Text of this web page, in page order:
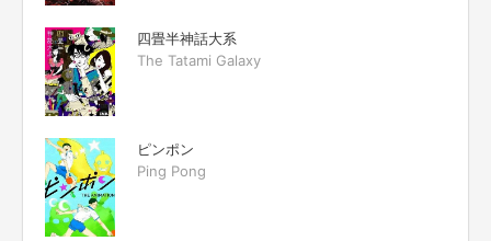
四畳半神話大系
The Tatami Galaxy
ピンポン
Ping Pong